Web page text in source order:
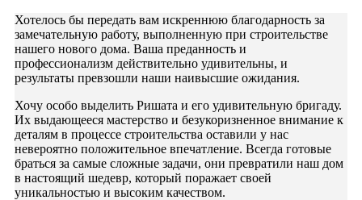
Хотелось бы передать вам искреннюю благодарность за
замечательную работу, выполненную при строительстве
нашего нового дома. Ваша преданность и
профессионализм действительно удивительны, и
результаты превзошли наши наивысшие ожидания.
Хочу особо выделить Ришата и его удивительную бригаду.
Их выдающееся мастерство и безукоризненное внимание к
деталям в процессе строительства оставили у нас
невероятно положительное впечатление. Всегда готовые
браться за самые сложные задачи, они превратили наш дом
в настоящий шедевр, который поражает своей
уникальностью и высоким качеством.